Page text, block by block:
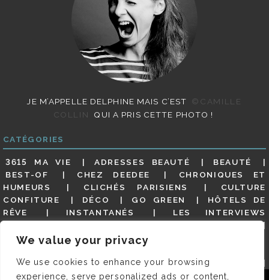
We value your privacy
We use cookies to enhance your browsing
experience, serve personalized ads or content,
JE M’APPELLE DELPHINE MAIS C’EST
©CAMILLE
COLLIN
QUI A PRIS CETTE PHOTO !
CATÉGORIES
3615 MA VIE ADRESSES BEAUTÉ
BEAUTÉ
BEST-OF
CHEZ DEEDEE
CHRONIQUES ET
HUMEURS
CLICHÉS PARISIENS
CULTURE
CONFITURE
DÉCO GO GREEN
HÔTELS DE
RÊVE
INSTANTANÉS
LES INTERVIEWS
MES ADRESSES
MODE NON CLASSÉ
GUIDE
PARIS EN PHOTOS
RESTAURANTS
REVUE DE PRESSE DÉTAILLÉE, SIOU PLAIT